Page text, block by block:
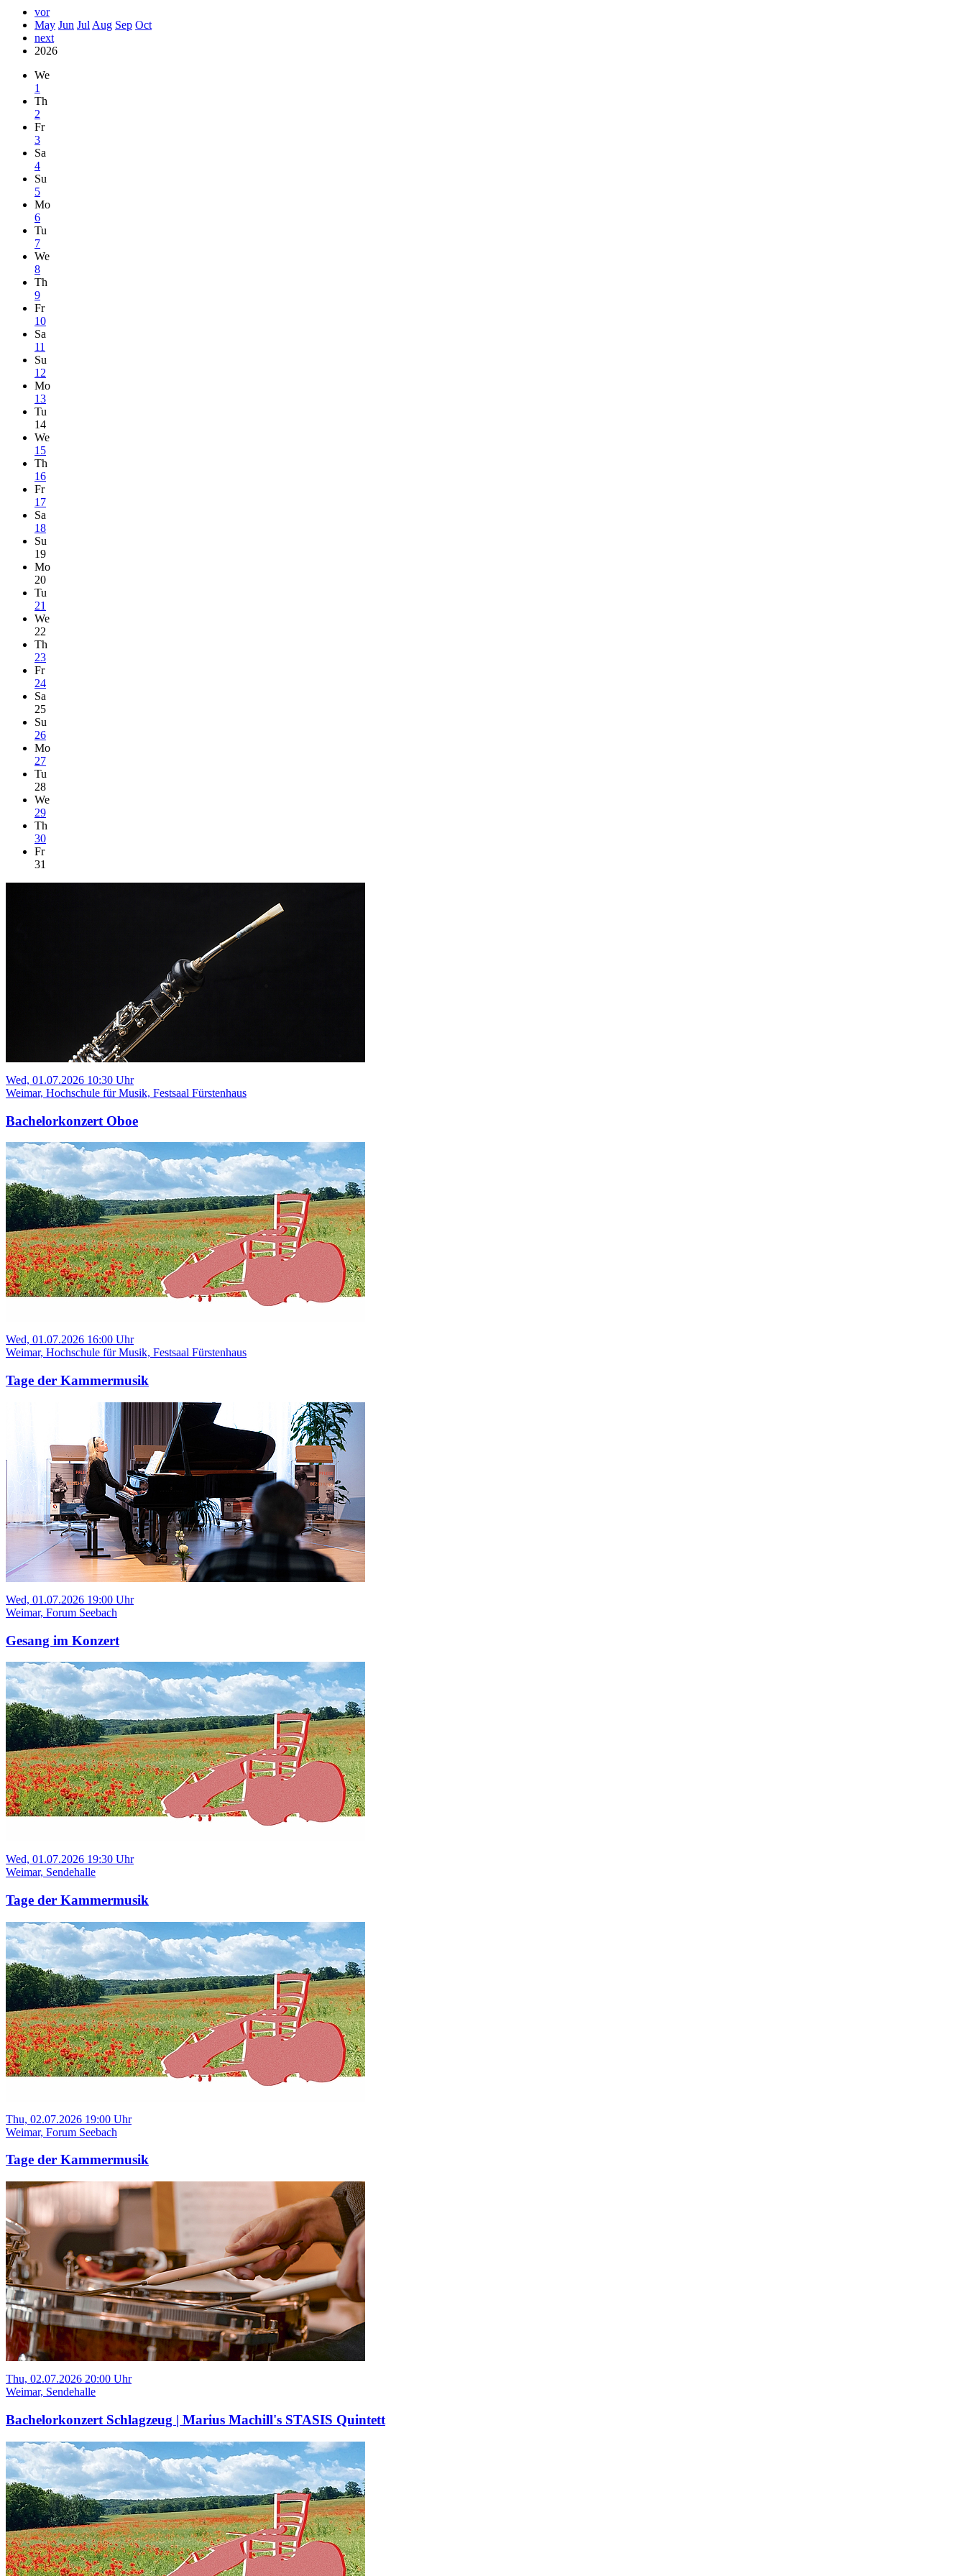
vor
May Jun Jul Aug Sep Oct
next
2026
We
1
Th
2
Fr
3
Sa
4
Su
5
Mo
6
Tu
7
We
8
Th
9
Fr
10
Sa
11
Su
12
Mo
13
Tu
14
We
15
Th
16
Fr
17
Sa
18
Su
19
Mo
20
Tu
21
We
22
Th
23
Fr
24
Sa
25
Su
26
Mo
27
Tu
28
We
29
Th
30
Fr
31
Wed, 01.07.2026 10:30 Uhr
Weimar, Hochschule für Musik, Festsaal Fürstenhaus
Bachelorkonzert Oboe
Wed, 01.07.2026 16:00 Uhr
Weimar, Hochschule für Musik, Festsaal Fürstenhaus
Tage der Kammermusik
Wed, 01.07.2026 19:00 Uhr
Weimar, Forum Seebach
Gesang im Konzert
Wed, 01.07.2026 19:30 Uhr
Weimar, Sendehalle
Tage der Kammermusik
Thu, 02.07.2026 19:00 Uhr
Weimar, Forum Seebach
Tage der Kammermusik
Thu, 02.07.2026 20:00 Uhr
Weimar, Sendehalle
Bachelorkonzert Schlagzeug | Marius Machill's STASIS Quintett